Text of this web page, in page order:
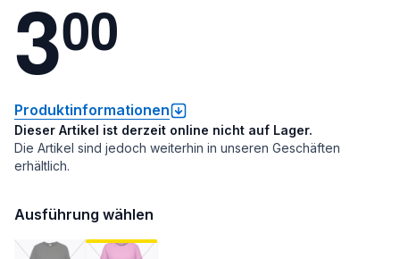
300
Produktinformationen
Dieser Artikel ist derzeit online nicht auf Lager.
Die Artikel sind jedoch weiterhin in unseren Geschäften
erhältlich.
Ausführung wählen